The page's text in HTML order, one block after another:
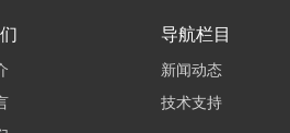
导航栏目
新闻动态
技术支持